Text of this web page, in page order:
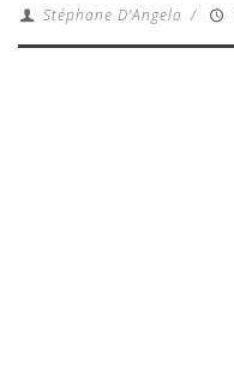
Stéphane D'Angelo /